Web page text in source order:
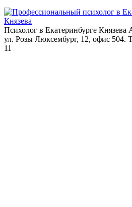
Психолог в Екатеринбурге
ул. Розы Люксембург, 12, офис 504.
11